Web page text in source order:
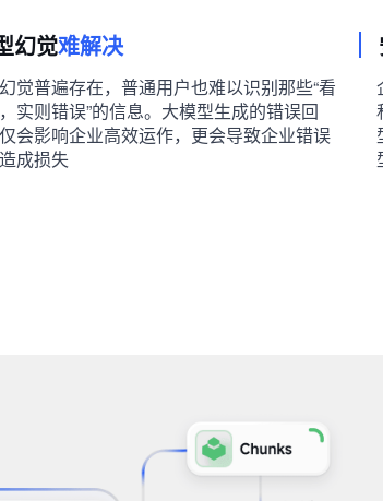
幻觉难解决
觉普遍存在，普通用户也难以识别那些“看
实则错误”的信息。大模型生成的错误回
会影响企业高效运作，更会导致企业错误
成损失